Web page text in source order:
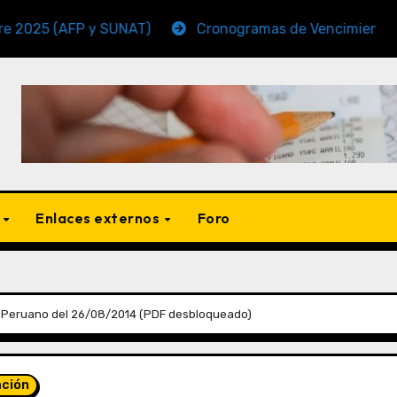
y SUNAT) Cronogramas de Vencimiento Periodo
Enlaces externos Foro
del 26/08/2014 (PDF desbloqueado)